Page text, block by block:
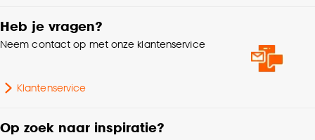
kan aanpassen, bekijk hiervoor onze
cookieverklaring.
Breedte
Heb je vragen?
Neem contact op met onze klantenservice
Klantenservice
Op zoek naar inspiratie?